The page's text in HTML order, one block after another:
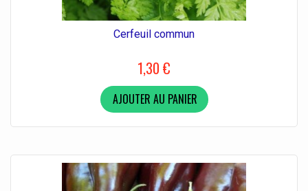
Cerfeuil commun
1,30 €
AJOUTER AU PANIER